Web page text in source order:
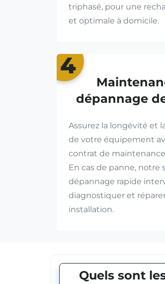
triphasé, pour une
et optimale à domicile.
4
dépannage
Assurez la longévité et
de votre équipement
contrat de
En cas de panne, notre
dépannage rapide
diagnostiquer et
installation.
Quels sont